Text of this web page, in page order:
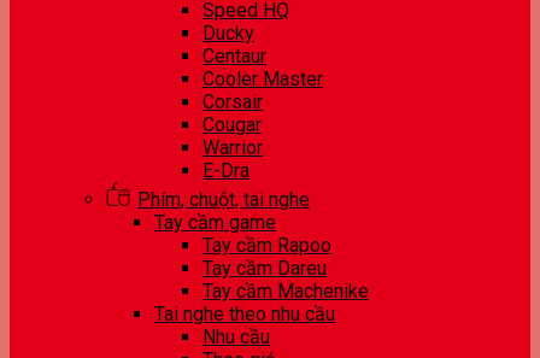
Speed HQ
Ducky
Centaur
Cooler Master
Corsair
Cougar
Warrior
E-Dra
Phím, chuột, tai nghe
Tay cầm game
Tay cầm Rapoo
Tay cầm Dareu
Tay cầm Machenike
Tai nghe theo nhu cầu
Nhu cầu